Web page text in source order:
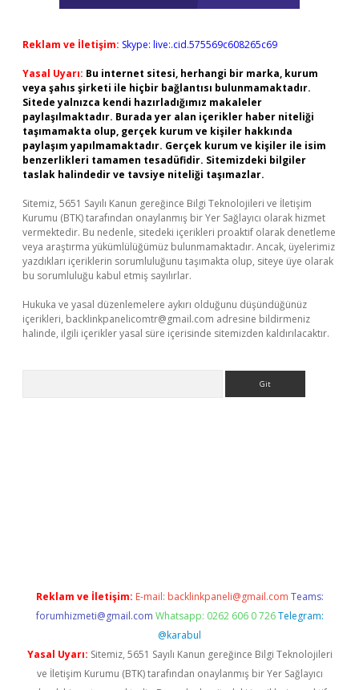
Reklam ve İletişim: Skype: live:.cid.575569c608265c69
Yasal Uyarı: Bu internet sitesi, herhangi bir marka, kurum
veya şahıs şirketi ile hiçbir bağlantısı bulunmamaktadır.
Sitede yalnızca kendi hazırladığımız makaleler
paylaşılmaktadır. Burada yer alan içerikler haber niteliği
taşımamakta olup, gerçek kurum ve kişiler hakkında
paylaşım yapılmamaktadır. Gerçek kurum ve kişiler ile isim
benzerlikleri tamamen tesadüfidir. Sitemizdeki bilgiler
taslak halindedir ve tavsiye niteliği taşımazlar.
Sitemiz, 5651 Sayılı Kanun gereğince Bilgi Teknolojileri ve İletişim
Kurumu (BTK) tarafından onaylanmış bir Yer Sağlayıcı olarak hizmet
vermektedir. Bu nedenle, sitedeki içerikleri proaktif olarak denetleme
veya araştırma yükümlülüğümüz bulunmamaktadır. Ancak, üyelerimiz
yazdıkları içeriklerin sorumluluğunu taşımakta olup, siteye üye olarak
bu sorumluluğu kabul etmiş sayılırlar.
Hukuka ve yasal düzenlemelere aykırı olduğunu düşündüğünüz
içerikleri, backlinkpanelicomtr@gmail.com adresine bildirmeniz
halinde, ilgili içerikler yasal süre içerisinde sitemizden kaldırılacaktır.
Reklam ve İletişim: E-mail: backlinkpaneli@gmail.com Teams:
forumhizmeti@gmail.com Whatsapp: 0262 606 0 726 Telegram:
@karabul
Yasal Uyarı: Sitemiz, 5651 Sayılı Kanun gereğince Bilgi Teknolojileri
ve İletişim Kurumu (BTK) tarafından onaylanmış bir Yer Sağlayıcı